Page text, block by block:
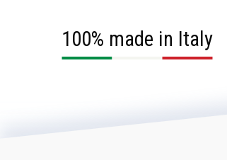
100% made in Italy